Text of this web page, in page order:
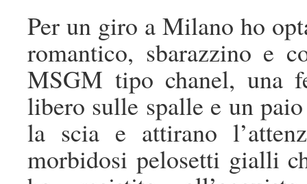
Per un giro a Milano ho
romantico, sbarazzino e
MSGM tipo chanel, una
libero sulle spalle e un
la scia e attirano
morbidosi pelosetti gialli